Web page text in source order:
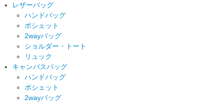
レザーバッグ
ハンドバッグ
ポシェット
2wayバッグ
ショルダー・トート
リュック
キャンバスバッグ
ハンドバッグ
ポシェット
2wayバッグ